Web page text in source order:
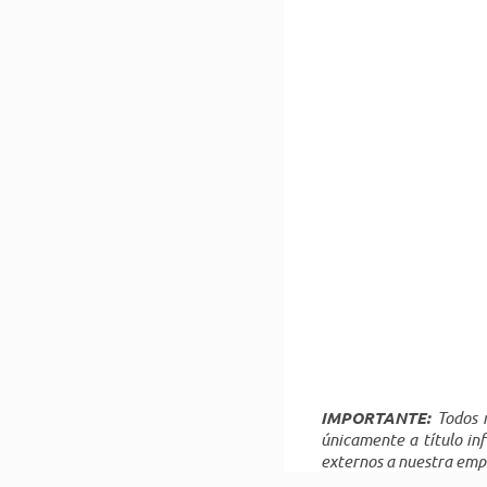
IMPORTANTE:Todos
únicamente a título
externos a nuestra